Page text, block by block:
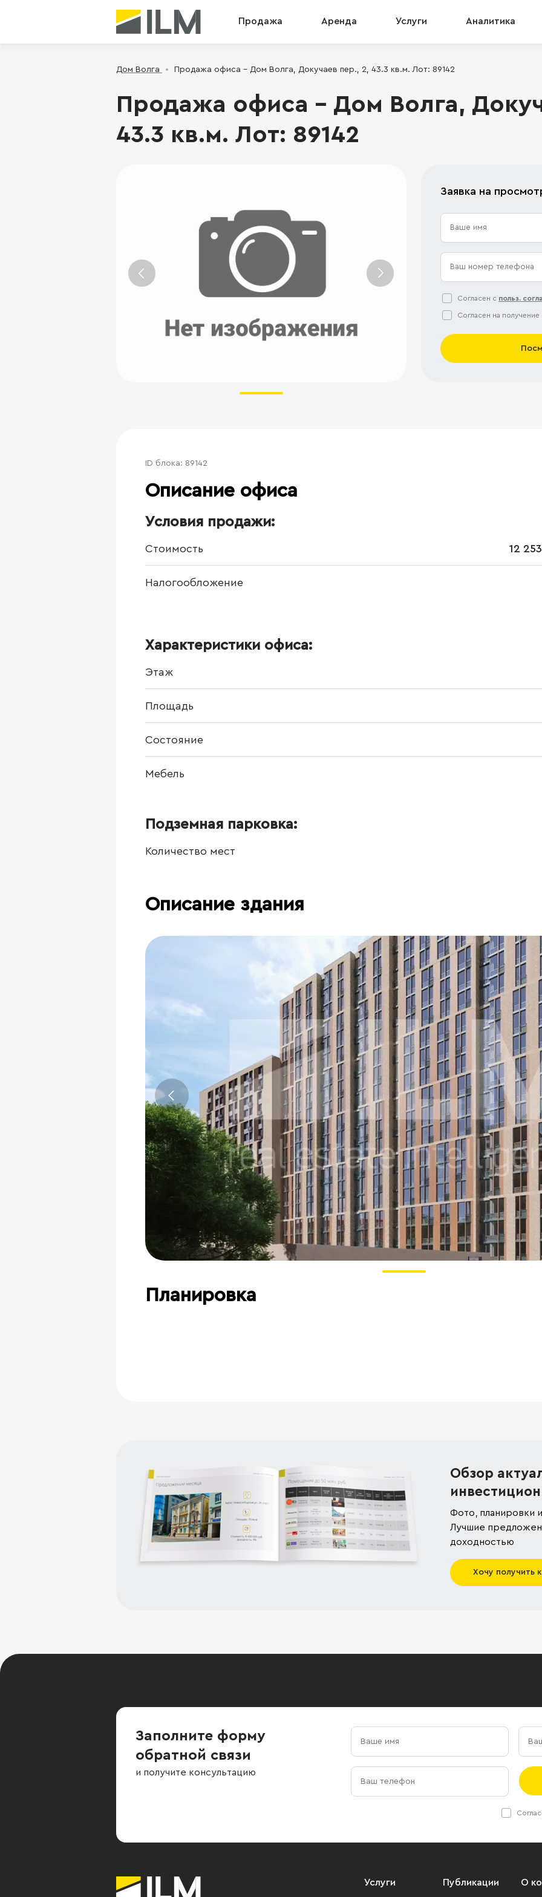
Продажа Аренда Услуги Аналитика
Дом Волга Продажа офиса - Дом Волга, Докучаев пер., 2, 43.3 кв.м. Лот: 89142
Продажа офиса - Дом Волга,
43.3 кв.м. Лот: 89142
Заявка на
Согласен с польз.
Согласен на получение
ID блока: 89142
Описание офиса
Условия продажи:
Стоимость 12
Налогообложение
Характеристики офиса:
Этаж
Площадь
Состояние
Мебель
Подземная парковка:
Количество мест
Описание здания
Планировка
Обзор
Фото, планировки
Лучшие
доходностью
Хочу получить
Заполните форму
обратной связи
и получите консультацию
Услуги Публикации О